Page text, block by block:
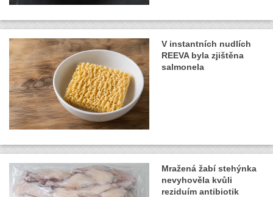
V instantních nudlích
REEVA byla zjištěna
salmonela
Mražená žabí stehýnka
nevyhověla kvůli
reziduím antibiotik